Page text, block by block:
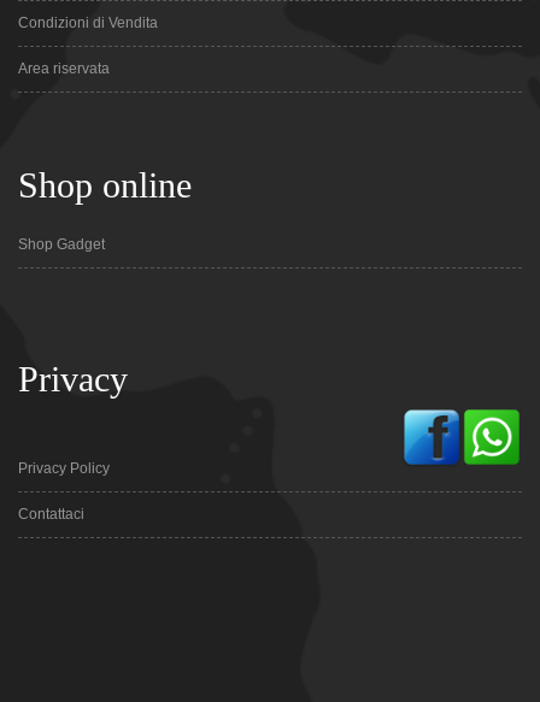
Condizioni di Vendita
Area riservata
Shop online
Shop Gadget
Privacy
Privacy Policy
Contattaci